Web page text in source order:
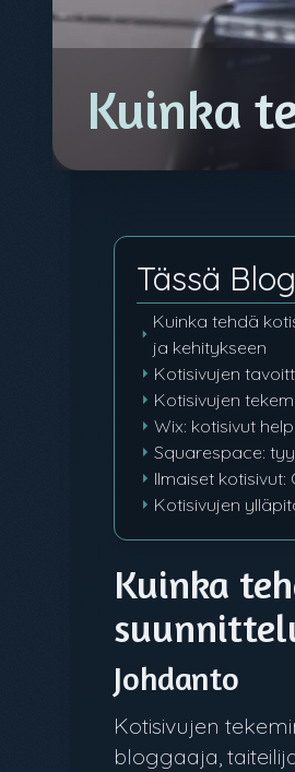
Kuinka
Tässä
Kuinka tehdä
ja kehitykseen
Kotisivujen
Kotisivujen
Wix: kotisivut
Squarespace:
Ilmaiset
Kotisivujen
Kuinka
Johdanto
Kotisivujen
bloggaaja,